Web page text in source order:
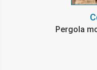
Pergola